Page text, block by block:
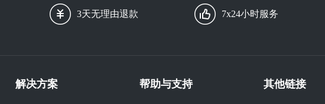
3天无理由退款 7x24小时服务
解决方案 帮助与支持 其他链接